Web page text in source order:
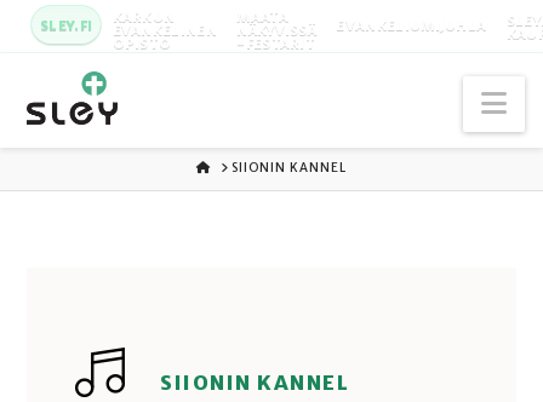
SLEY.FI KARKUN
EVANKELINEN
OPISTO
MAATA
NÄKYVISSÄ
-FESTARIT
EVANKELIUMIJUHLA
ETUSIVU
SIIONIN KANNEL
SIIONIN KANNEL